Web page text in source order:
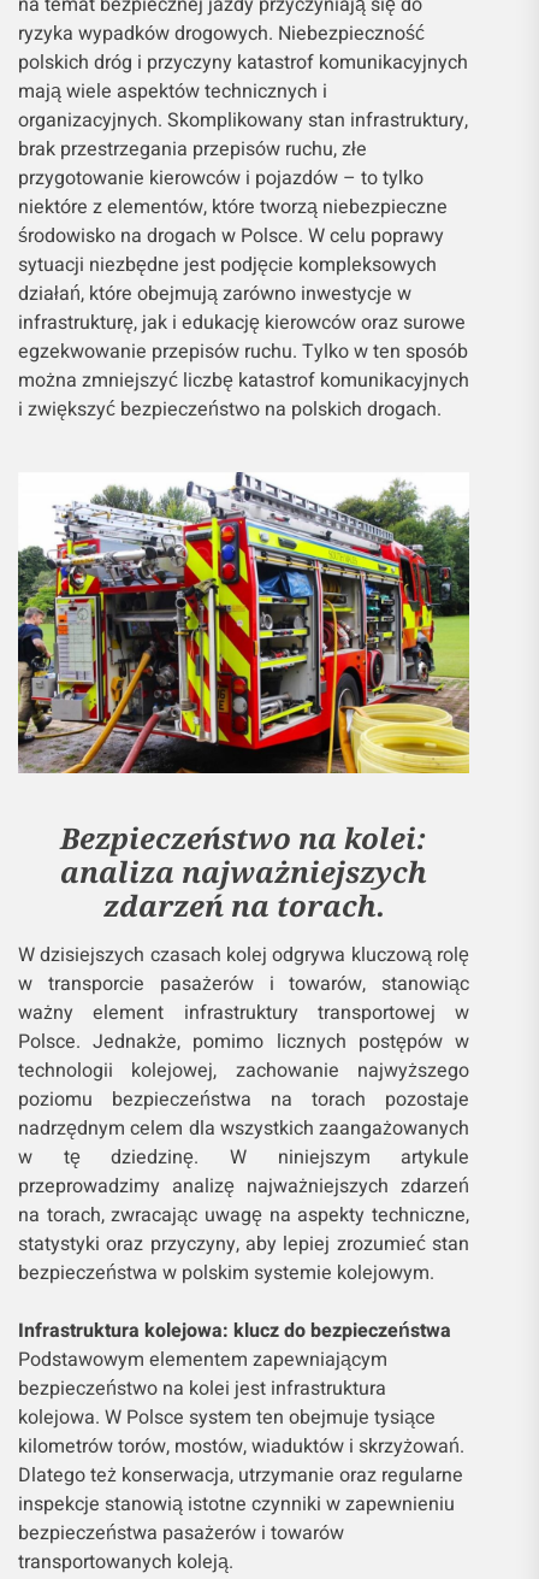
ryzyka wypadków drogowych. Niebezpieczność
polskich dróg i przyczyny katastrof komunikacyjnych
mają wiele aspektów technicznych i
organizacyjnych. Skomplikowany stan infrastruktury,
brak przestrzegania przepisów ruchu, złe
przygotowanie kierowców i pojazdów – to tylko
niektóre z elementów, które tworzą niebezpieczne
środowisko na drogach w Polsce. W celu poprawy
sytuacji niezbędne jest podjęcie kompleksowych
działań, które obejmują zarówno inwestycje w
infrastrukturę, jak i edukację kierowców oraz surowe
egzekwowanie przepisów ruchu. Tylko w ten sposób
można zmniejszyć liczbę katastrof komunikacyjnych
i zwiększyć bezpieczeństwo na polskich drogach.
Bezpieczeństwo na kolei:
analiza najważniejszych
zdarzeń na torach.
W dzisiejszych czasach kolej odgrywa kluczową rolę
w transporcie pasażerów i towarów, stanowiąc
ważny element infrastruktury transportowej w
Polsce. Jednakże, pomimo licznych postępów w
technologii kolejowej, zachowanie najwyższego
poziomu bezpieczeństwa na torach pozostaje
nadrzędnym celem dla wszystkich zaangażowanych
w tę dziedzinę. W niniejszym artykule
przeprowadzimy analizę najważniejszych zdarzeń
na torach, zwracając uwagę na aspekty techniczne,
statystyki oraz przyczyny, aby lepiej zrozumieć stan
bezpieczeństwa w polskim systemie kolejowym.
Infrastruktura kolejowa: klucz do bezpieczeństwa
Podstawowym elementem zapewniającym
bezpieczeństwo na kolei jest infrastruktura
kolejowa. W Polsce system ten obejmuje tysiące
kilometrów torów, mostów, wiaduktów i skrzyżowań.
Dlatego też konserwacja, utrzymanie oraz regularne
inspekcje stanowią istotne czynniki w zapewnieniu
bezpieczeństwa pasażerów i towarów
transportowanych koleją.